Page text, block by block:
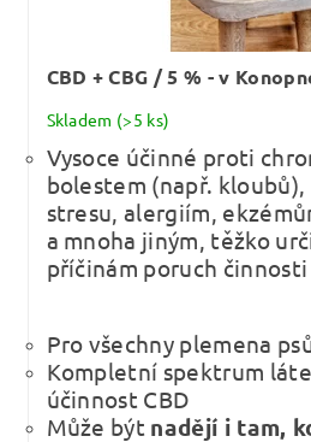
CBD + CBG / 5 % - v
Skladem (>5 ks)
Vysoce účinné proti
bolestem (např. kloubů),
stresu, alergiím,
a mnoha jiným, těžko
příčinám poruch
Pro všechny plemena
Kompletní spektrum
účinnost CBD
Může být nadějí i tam,